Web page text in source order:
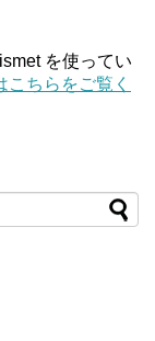
を使ってい
ちらをご覧く